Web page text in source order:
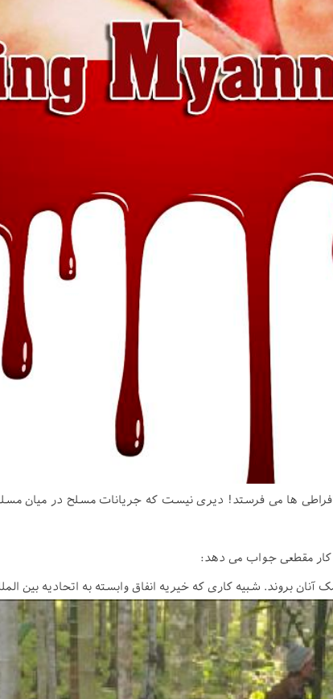
ها می فرستد! دیری نیست که جریانات مسلح در میان
کار مقطعی جواب می دهد: